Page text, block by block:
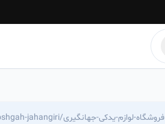
https://chechilas.com/foroshgah-jahangiri/فروشگاه-لوازم-یدکی-جهانگیری